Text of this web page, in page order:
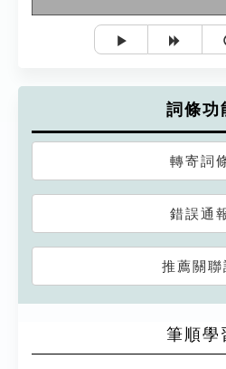
詞條功
轉寄詞
錯誤通
推薦關聯
筆順學